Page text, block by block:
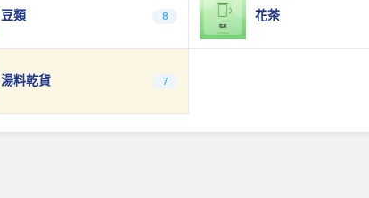
豆類 8 花茶
湯料乾貨 7